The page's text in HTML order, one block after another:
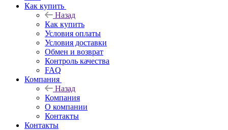
Как купить
Назад
Как купить
Условия оплаты
Условия доставки
Обмен и возврат
Контроль качества
FAQ
Компания
Назад
Компания
О компании
Контакты
Контакты